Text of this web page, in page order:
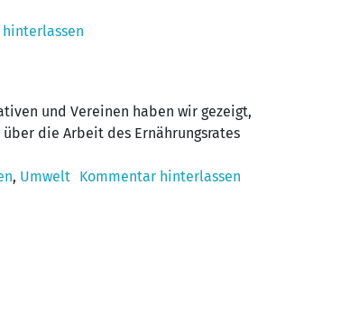
und Vereinen haben wir gezeigt,
die Arbeit des Ernährungsrates
, Umwelt Kommentar hinterlassen